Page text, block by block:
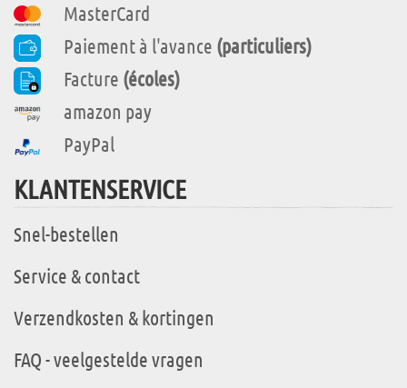
MasterCard
Paiement à l'avance (particuliers)
Facture (écoles)
amazon pay
PayPal
KLANTENSERVICE
Snel-bestellen
Service & contact
Verzendkosten & kortingen
FAQ - veelgestelde vragen